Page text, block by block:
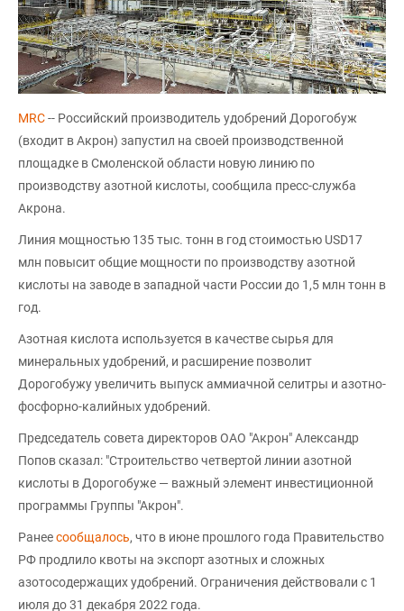
MRC-- Российский производитель удобрений Дорогобуж
(входит в Акрон) запустил на своей производственной
площадке в Смоленской области новую линию по
производству азотной кислоты, сообщила пресс-служба
Акрона.
Линия мощностью 135 тыс. тонн в год стоимостью USD17
млн повысит общие мощности по производству азотной
кислоты на заводе в западной части России до 1,5 млн тонн в
год.
Азотная кислота используется в качестве сырья для
минеральных удобрений, и расширение позволит
Дорогобужу увеличить выпуск аммиачной селитры и азотно-
фосфорно-калийных удобрений.
Председатель совета директоров ОАО "Акрон" Александр
Попов сказал: "Строительство четвертой линии азотной
кислоты в Дорогобуже — важный элемент инвестиционной
программы Группы "Акрон".
Ранеесообщалось, что в июне прошлого года Правительство
РФ продлило квоты на экспорт азотных и сложных
азотосодержащих удобрений. Ограничения действовали с 1
июля до 31 декабря 2022 года.